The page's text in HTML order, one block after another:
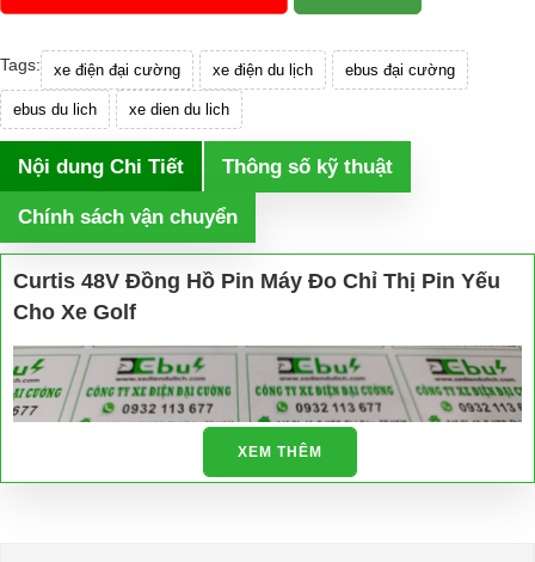
Tags: xe điện đại cường xe điện du lịch ebus đại cường
ebus du lich xe dien du lich
Nội dung Chi Tiết Thông số kỹ thuật
Chính sách vận chuyển
Curtis 48V Đồng Hồ Pin Máy Đo Chỉ Thị Pin Yếu
Cho Xe Golf
XEM THÊM